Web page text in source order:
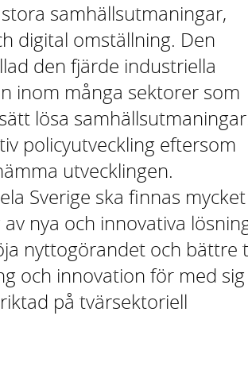
samhällsutmaningar,
digital omställning. Den
den fjärde industriella
inom många sektorer som
lösa
policyutveckling eftersom
utvecklingen.
Sverige ska finnas mycket
nya och innovativa
nyttogörandet och bättre
och innovation för med sig
på tvärsektoriell